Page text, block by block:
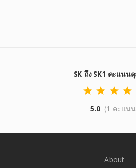
SK ถึง SK1 คะแนน
5.0 (1 คะแน
About